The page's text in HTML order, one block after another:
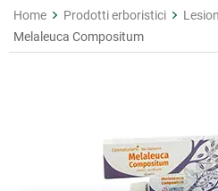
Home Prodotti erboristici
Melaleuca Compositum